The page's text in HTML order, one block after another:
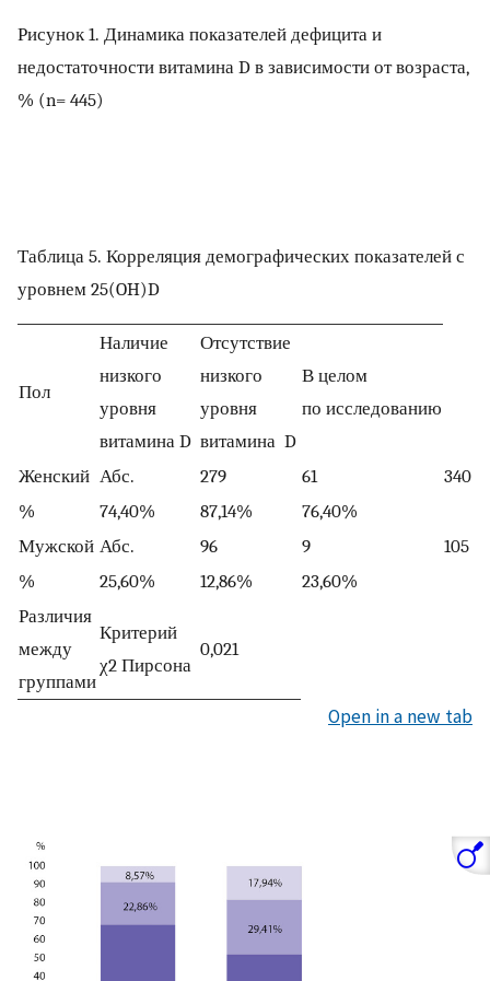
Рисунок 1. Динамика показателей дефицита и
недостаточности витамина D в зависимости от возраста,
% (n= 445)
Таблица 5. Корреляция демографических показателей с
уровнем 25(OH)D
Пол
Наличие
низкого
уровня
витамина D
Отсутствие
низкого
уровня
витамина D
В целом
по исследованию
Женский Абс. 279 61
340
%
74,40% 87,14%
76,40%
Мужской Абс. 96 9
105
%
25,60% 12,86%
23,60%
Различия
между
группами
Критерий
χ2 Пирсона
0,021
Open in a new tab